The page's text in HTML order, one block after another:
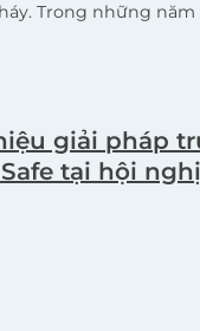
Trong những năm
nề về người và tài
kiểm tra an toàn định
giải pháp
tại hội